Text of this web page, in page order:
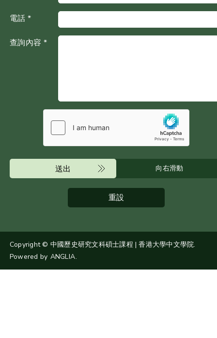
電話 *
查詢內容 *
送出 向右滑動
重設
Copyright © 中國歷史研究文科碩士課程 | 香港大學中文學院.
Powered by ANGLIA.